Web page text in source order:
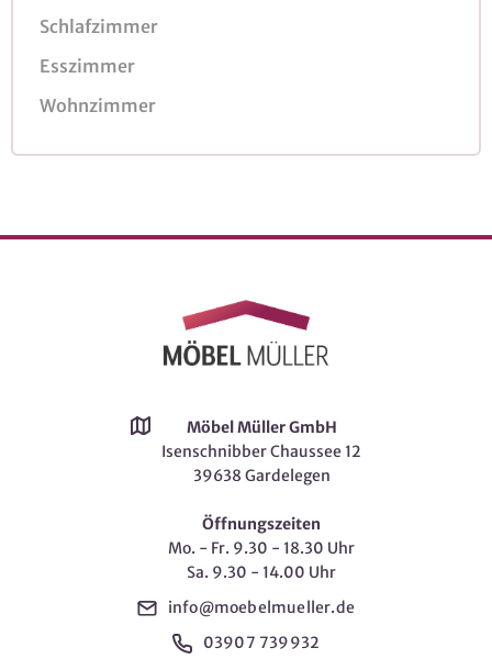
Schlafzimmer
Esszimmer
Wohnzimmer
Möbel Müller GmbH
Isenschnibber Chaussee 12
39638 Gardelegen
Öffnungszeiten
Mo. - Fr. 9.30 - 18.30 Uhr
Sa. 9.30 - 14.00 Uhr
info@moebelmueller.de
03907 739932